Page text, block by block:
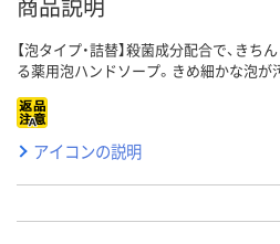
【泡タイプ・詰替】殺菌成分配合で、き
る薬用泡ハンドソープ。きめ細かな泡が
アイコンの説明